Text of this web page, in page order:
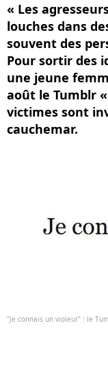
« Les
louches dans
souvent des
Pour sortir des
une jeune
août le Tumblr
victimes sont
cauchemar.
"Je connais un violeur" : le